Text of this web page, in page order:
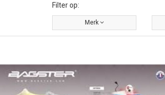
Filter op:
Merk